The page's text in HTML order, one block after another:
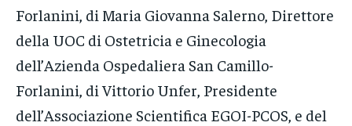
Forlanini, di Maria Giovanna Salerno, Direttore
della UOC di Ostetricia e Ginecologia
dell’Azienda Ospedaliera San Camillo-
Forlanini, di Vittorio Unfer, Presidente
dell’Associazione Scientifica EGOI-PCOS, e del